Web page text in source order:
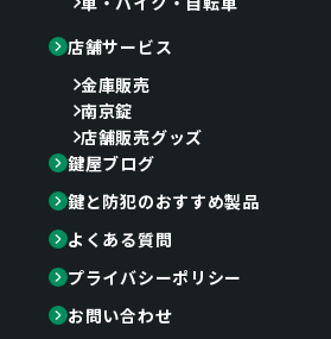
店舗サービス
金庫販売
南京錠
店舗販売グッズ
鍵屋ブログ
鍵と防犯のおすすめ製品
よくある質問
プライバシーポリシー
お問い合わせ